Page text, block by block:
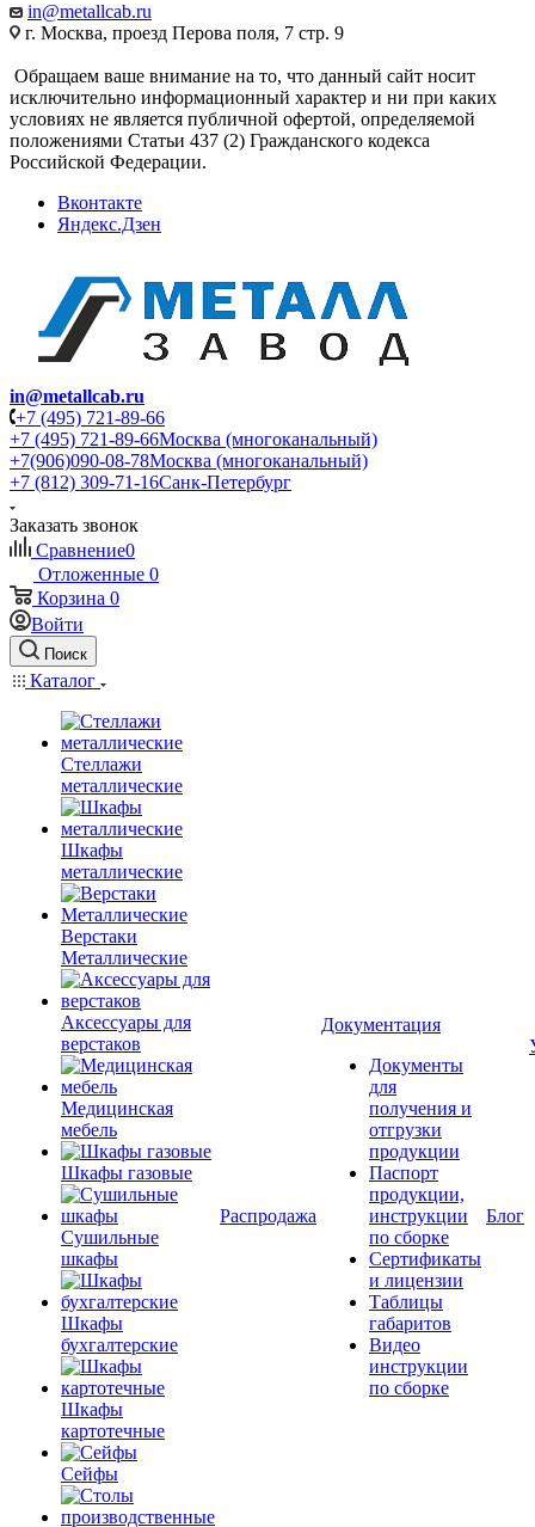
in@metallcab.ru
г. Москва, проезд Перова поля, 7 стр. 9
Обращаем ваше внимание на то, что данный сайт носит
исключительно информационный характер и ни при каких
условиях не является публичной офертой, определяемой
положениями Статьи 437 (2) Гражданского кодекса
Российской Федерации.
Вконтакте
Яндекс.Дзен
in@metallcab.ru
+7 (495) 721-89-66
+7 (495) 721-89-66Москва (многоканальный)
+7(906)090-08-78Москва (многоканальный)
+7 (812) 309-71-16Санк-Петербург
Заказать звонок
Сравнение0
Отложенные 0
Корзина 0
Войти
Поиск
Каталог
Стеллажи
металлические
Шкафы
металлические
Верстаки
Металлические
Аксессуары для
верстаков
Медицинская
мебель
Шкафы газовые
Сушильные
шкафы
Шкафы
бухгалтерские
Шкафы
картотечные
Сейфы
Распродажа
Документация
Документы
для
получения и
отгрузки
продукции
Паспорт
продукции,
инструкции
по сборке
Сертификаты
и лицензии
Таблицы
габаритов
Видео
инструкции
по сборке
Блог